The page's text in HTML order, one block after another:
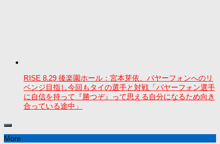
RISE 8.29 後楽園ホール：宮本芽依、パヤーフォンへのリ
ベンジ目指し今回もタイの選手と対戦「パヤーフォン選手
に自信を持って『勝つぞ』って思える自分になるため向き
合っている途中」
More